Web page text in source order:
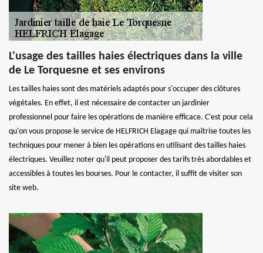
L'usage des tailles haies électriques dans la ville
de Le Torquesne et ses environs
Les tailles haies sont des matériels adaptés pour s'occuper des clôtures
végétales. En effet, il est nécessaire de contacter un jardinier
professionnel pour faire les opérations de manière efficace. C'est pour cela
qu'on vous propose le service de HELFRICH Elagage qui maîtrise toutes les
techniques pour mener à bien les opérations en utilisant des tailles haies
électriques. Veuillez noter qu'il peut proposer des tarifs très abordables et
accessibles à toutes les bourses. Pour le contacter, il suffit de visiter son
site web.